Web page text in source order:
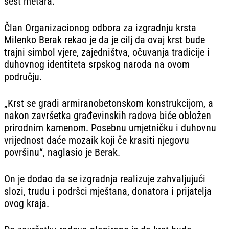
Član Organizacionog odbora za izgradnju krsta
Milenko Berak rekao je da je cilj da ovaj krst bude
trajni simbol vjere, zajedništva, očuvanja tradicije i
duhovnog identiteta srpskog naroda na ovom
području.
„Krst se gradi armiranobetonskom konstrukcijom, a
nakon završetka građevinskih radova biće obložen
prirodnim kamenom. Posebnu umjetničku i duhovnu
vrijednost daće mozaik koji če krasiti njegovu
površinu“, naglasio je Berak.
On je dodao da se izgradnja realizuje zahvaljujući
slozi, trudu i podršci mještana, donatora i prijatelja
ovog kraja.